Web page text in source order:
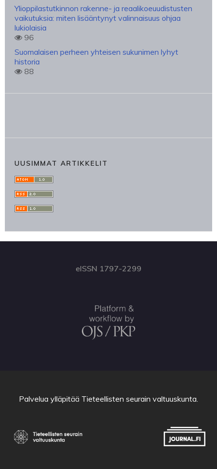
Ylioppilastutkinnon rakenne- ja reaalikoeuudistusten
vaikutuksia: miten lisääntynyt valinnaisuus ohjaa
lukiolaisia
96
Suomalaisen perheen yhteisen sukunimen lyhyt
historia
88
UUSIMMAT ARTIKKELIT
eISSN 1797-2299
Palvelua ylläpitää Tieteellisten seurain valtuuskunta.